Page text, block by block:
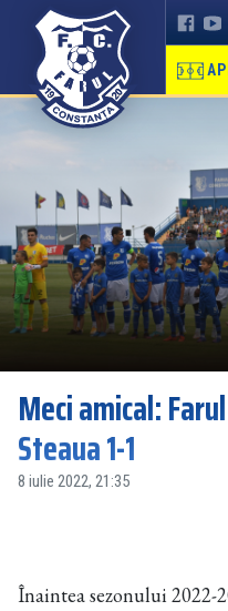
Meci amical:
Steaua 1-1
8 iulie 2022, 21:35
Înaintea sezonului